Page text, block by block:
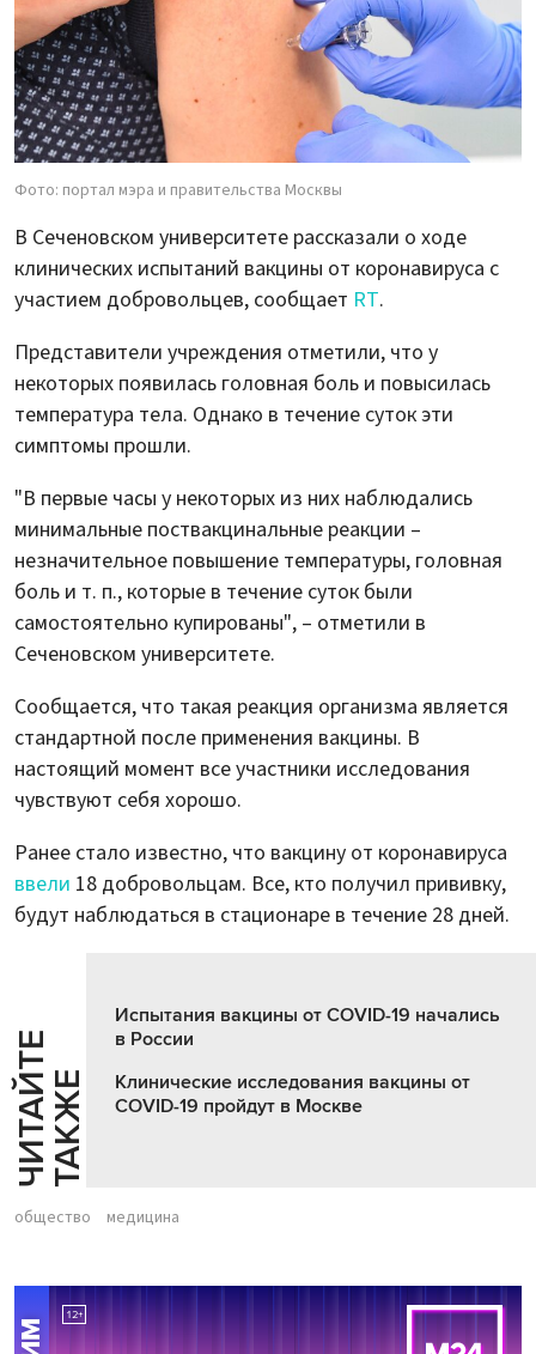
Фото: портал мэра и правительства Москвы
В Сеченовском университете рассказали о ходе
клинических испытаний вакцины от коронавируса с
участием добровольцев, сообщает RT.
Представители учреждения отметили, что у
некоторых появилась головная боль и повысилась
температура тела. Однако в течение суток эти
симптомы прошли.
"В первые часы у некоторых из них наблюдались
минимальные поствакцинальные реакции –
незначительное повышение температуры, головная
боль и т. п., которые в течение суток были
самостоятельно купированы", – отметили в
Сеченовском университете.
Сообщается, что такая реакция организма является
стандартной после применения вакцины. В
настоящий момент все участники исследования
чувствуют себя хорошо.
Ранее стало известно, что вакцину от коронавируса
ввели 18 добровольцам. Все, кто получил прививку,
будут наблюдаться в стационаре в течение 28 дней.
Ч
И
Т
АЙ
Т
Е
Т
А
К
ЖЕ
Испытания вакцины от COVID-19 начались
в России
Клинические исследования вакцины от
COVID-19 пройдут в Москве
общество медицина